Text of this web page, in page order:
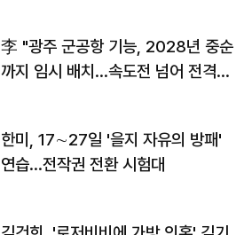
李 "광주 군공항 기능, 2028년 중순
까지 임시 배치…속도전 넘어 전격
한미, 17∼27일 '을지 자유의 방패'
연습…전작권 전환 시험대